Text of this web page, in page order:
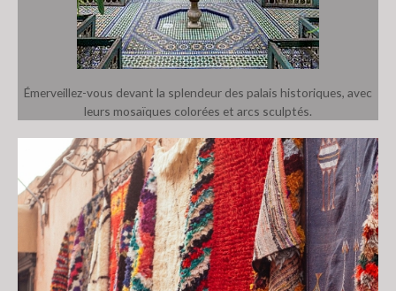
Émerveillez-vous devant la splendeur des palais historiques, avec
leurs mosaïques colorées et arcs sculptés.